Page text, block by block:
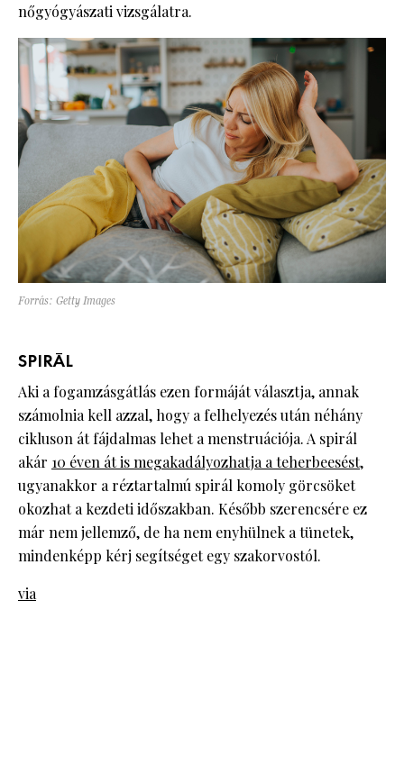
nőgyógyászati vizsgálatra.
Forrás: Getty Images
SPIRÁL
Aki a fogamzásgátlás ezen formáját választja, annak
számolnia kell azzal, hogy a felhelyezés után néhány
cikluson át fájdalmas lehet a menstruációja. A spirál
akár 10 éven át is megakadályozhatja a teherbeesést,
ugyanakkor a réztartalmú spirál komoly görcsöket
okozhat a kezdeti időszakban. Később szerencsére ez
már nem jellemző, de ha nem enyhülnek a tünetek,
mindenképp kérj segítséget egy szakorvostól.
via